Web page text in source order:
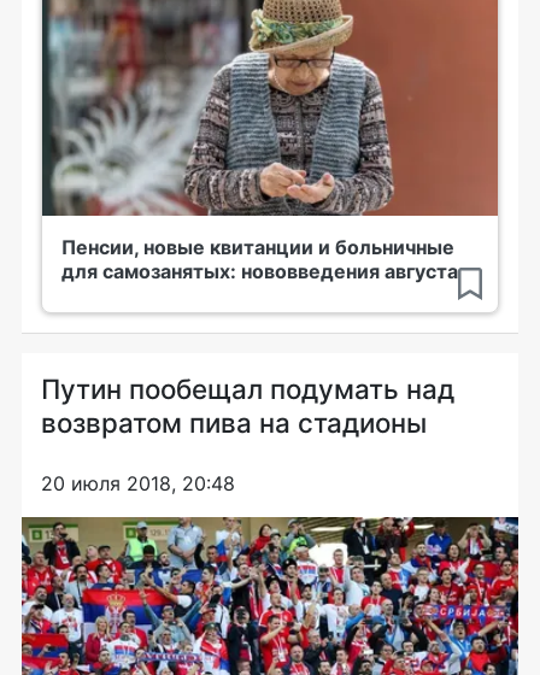
Пенсии, новые квитанции и больничные
для самозанятых: нововведения августа
Путин пообещал подумать над
возвратом пива на стадионы
20 июля 2018, 20:48